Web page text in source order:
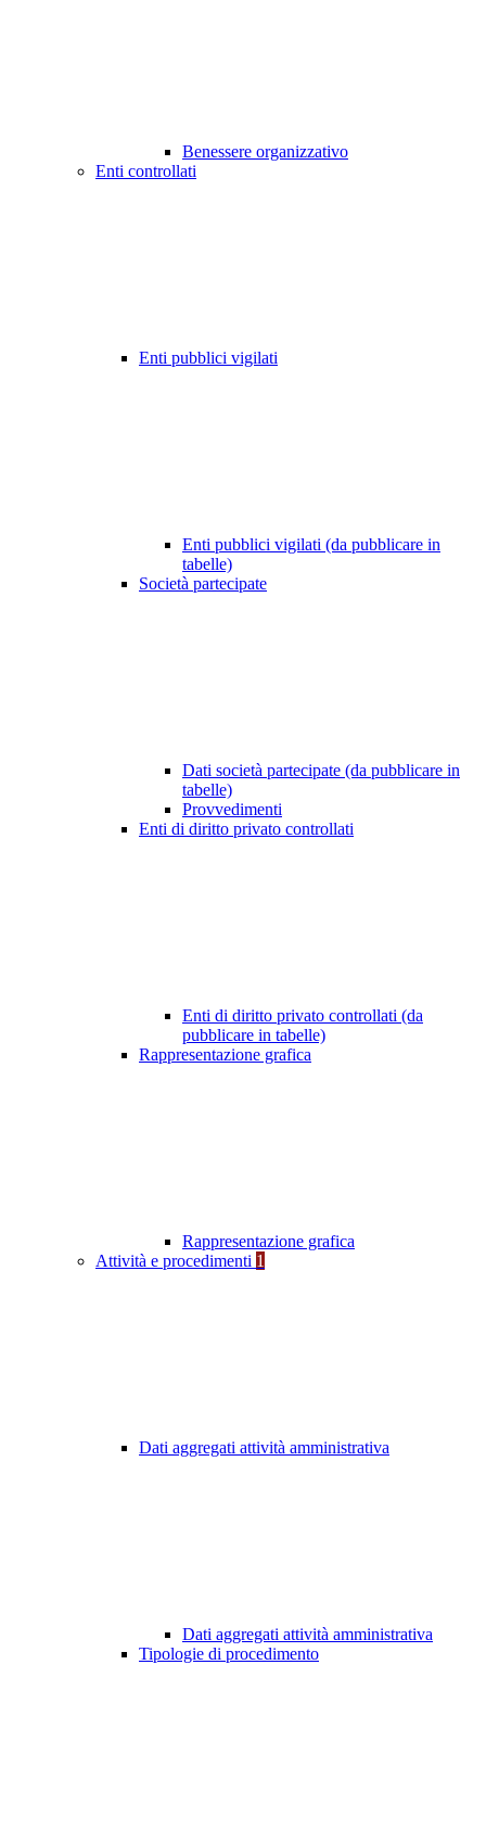
Benessere organizzativo
Enti controllati
Enti pubblici vigilati
Enti pubblici vigilati (da pubblicare in
tabelle)
Società partecipate
Dati società partecipate (da pubblicare in
tabelle)
Provvedimenti
Enti di diritto privato controllati
Enti di diritto privato controllati (da
pubblicare in tabelle)
Rappresentazione grafica
Rappresentazione grafica
Attività e procedimenti 1
Dati aggregati attività amministrativa
Dati aggregati attività amministrativa
Tipologie di procedimento